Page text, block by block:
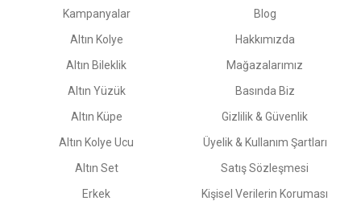
Kampanyalar
Altın Kolye
Altın Bileklik
Altın Yüzük
Altın Küpe
Altın Kolye Ucu
Altın Set
Erkek
Blog
Hakkımızda
Mağazalarımız
Basında Biz
Gizlilik & Güvenlik
Üyelik & Kullanım Şartları
Satış Sözleşmesi
Kişisel Verilerin Koruması